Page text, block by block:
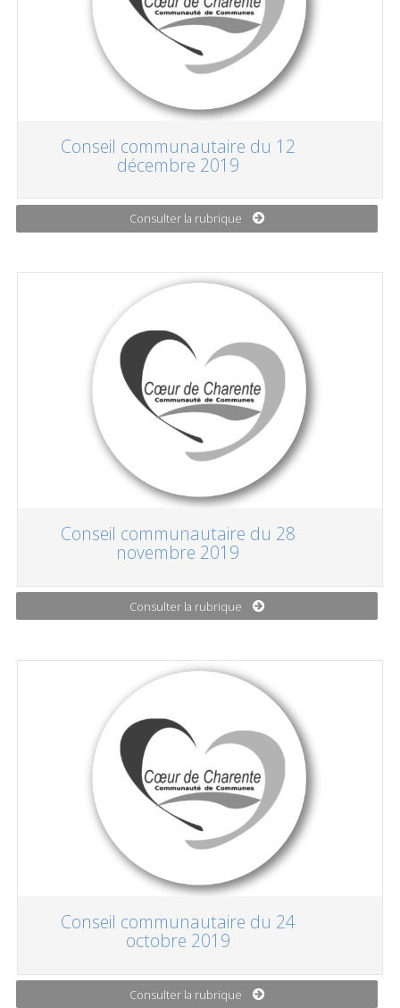
Conseil communautaire du 12
décembre 2019
Consulter la rubrique
Conseil communautaire du 28
novembre 2019
Consulter la rubrique
Conseil communautaire du 24
octobre 2019
Consulter la rubrique